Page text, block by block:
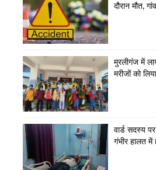
दौरान मौत,
मुरलीगंज में
मरीजों को
वार्ड सदस्य
गंभीर हालत